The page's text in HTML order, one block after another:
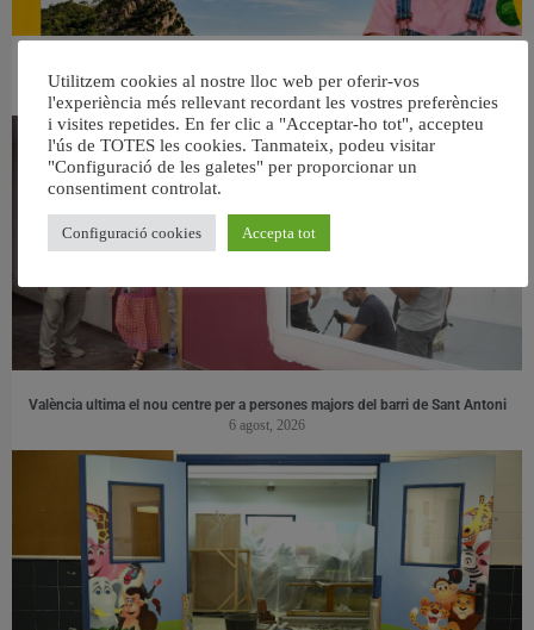
31 juliol, 2026
València ultima el nou centre per a persones majors del barri de Sant Antoni
6 agost, 2026
Utilitzem cookies al nostre lloc web per oferir-vos
l'experiència més rellevant recordant les vostres preferències
i visites repetides. En fer clic a "Acceptar-ho tot", accepteu
l'ús de TOTES les cookies. Tanmateix, podeu visitar
"Configuració de les galetes" per proporcionar un
consentiment controlat.
Configuració cookies Accepta tot